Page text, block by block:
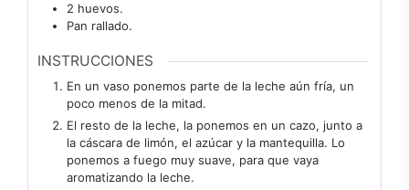
2 huevos.
Pan rallado.
INSTRUCCIONES
En un vaso ponemos parte de la leche aún fría, un
poco menos de la mitad.
El resto de la leche, la ponemos en un cazo, junto a
la cáscara de limón, el azúcar y la mantequilla. Lo
ponemos a fuego muy suave, para que vaya
aromatizando la leche.